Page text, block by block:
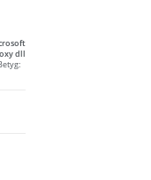
dll